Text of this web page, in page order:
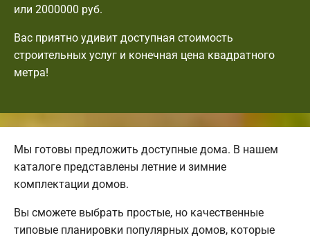
или 2000000 руб.
Вас приятно удивит доступная стоимость
строительных услуг и конечная цена квадратного
метра!
Мы готовы предложить доступные дома. В нашем
каталоге представлены летние и зимние
комплектации домов.
Вы сможете выбрать простые, но качественные
типовые планировки популярных домов, которые